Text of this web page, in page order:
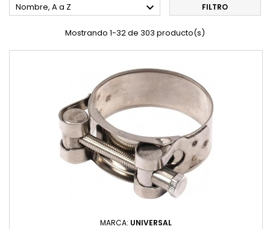
Nombre, A a Z  FILTRO
Mostrando 1-32 de 303 producto(s)
MARCA: UNIVERSAL